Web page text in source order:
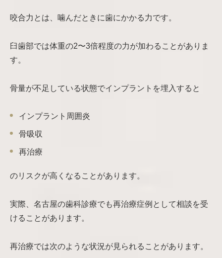
咬合力とは、噛んだときに歯にかかる力です。
臼歯部では体重の2〜3倍程度の力が加わることがありま
す。
骨量が不足している状態でインプラントを埋入すると
インプラント周囲炎
骨吸収
再治療
のリスクが高くなることがあります。
実際、名古屋の歯科診療でも再治療症例として相談を受
けることがあります。
再治療では次のような状況が見られることがあります。